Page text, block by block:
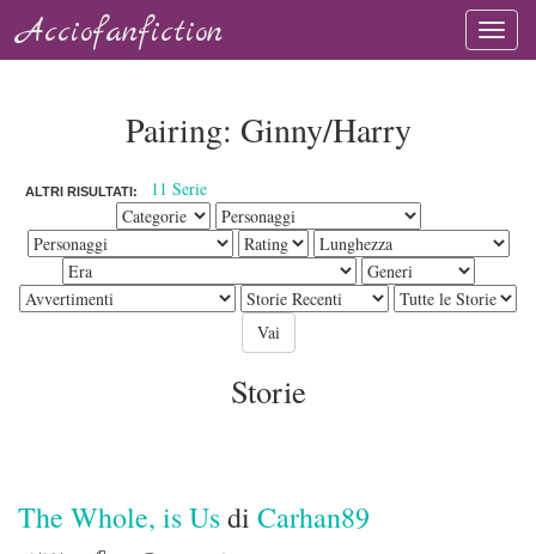
Acciofanfiction
Pairing: Ginny/Harry
ALTRI RISULTATI: 11 Serie
Storie
The Whole, is Usdi Carhan89